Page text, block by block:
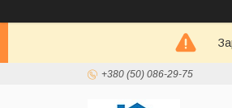
+380 (50) 086-29-75